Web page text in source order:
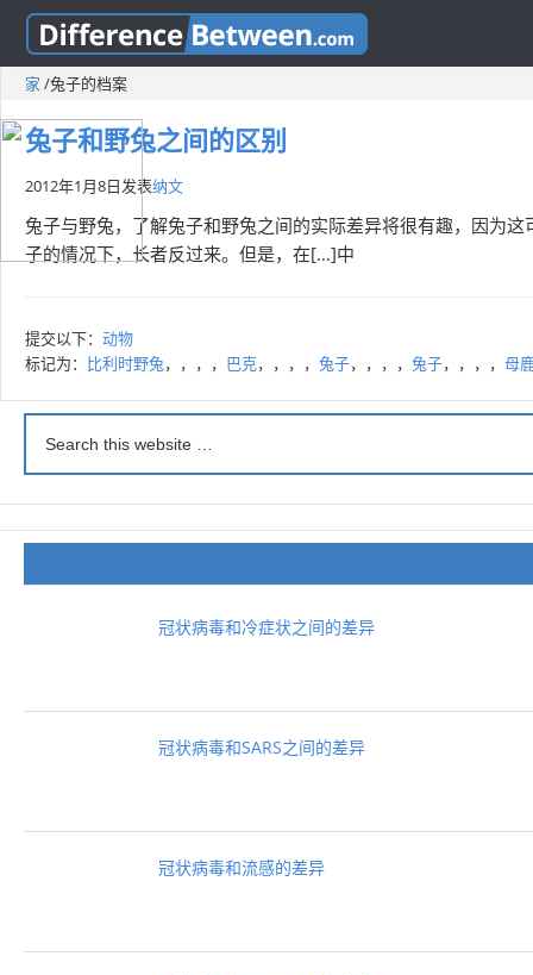
家 /兔子的档案
兔子和野兔之间的区别
2012年1月8日发表纳文
兔子与野兔，了解兔子和野兔之间的实际差异将很有趣，因为
子的情况下，长者反过来。但是，在[…]中
提交以下： 动物
标记为： 比利时野兔，，，， 巴克，，，， 兔子，，，， 兔子，，，， 母
冠状病毒和冷症状之间的差异
冠状病毒和SARS之间的差异
冠状病毒和流感的差异